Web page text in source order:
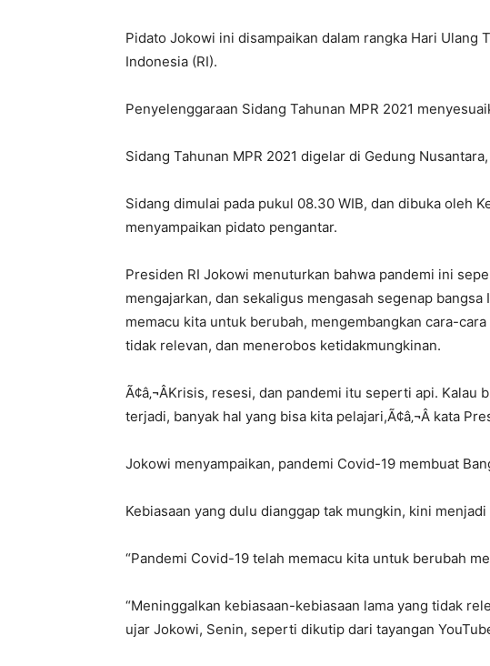
Pidato Jokowi ini disampaikan dalam rangka Hari Ulang
Indonesia (RI).
Penyelenggaraan Sidang Tahunan MPR 2021
Sidang Tahunan MPR 2021 digelar di Gedung
Sidang dimulai pada pukul 08.30 WIB, dan dibuka oleh
menyampaikan pidato pengantar.
Presiden RI Jokowi menuturkan bahwa pandemi ini
mengajarkan, dan sekaligus mengasah segenap
memacu kita untuk berubah, mengembangkan cara-
tidak relevan, dan menerobos ketidakmungkinan.
Ã¢â‚¬ÂKrisis, resesi, dan pandemi itu seperti api.
terjadi, banyak hal yang bisa kita pelajari,Ã¢â‚¬Â kata
Jokowi menyampaikan, pandemi Covid-19 membuat
Kebiasaan yang dulu dianggap tak mungkin, kini
“Pandemi Covid-19 telah memacu kita untuk berubah
“Meninggalkan kebiasaan-kebiasaan lama yang tidak
ujar Jokowi, Senin, seperti dikutip dari tayangan